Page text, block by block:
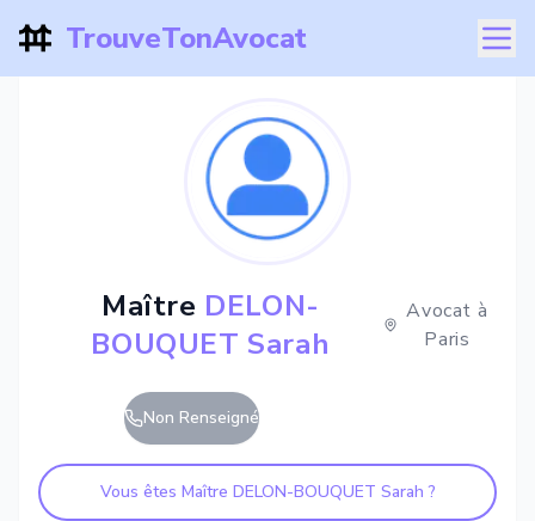
TrouveTonAvocat
Maître DELON-
BOUQUET Sarah
Avocat à
Paris
Non Renseigné
Vous êtes Maître DELON-BOUQUET Sarah ?